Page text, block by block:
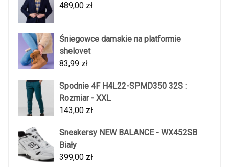
489,00 zł
Śniegowce damskie na platformie
shelovet
83,99 zł
Spodnie 4F H4L22-SPMD350 32S :
Rozmiar - XXL
143,00 zł
Sneakersy NEW BALANCE - WX452SB
Biały
399,00 zł